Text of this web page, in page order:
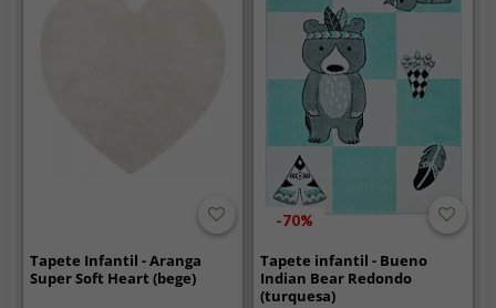
Tapete Infantil - Aranga
Super Soft Heart (bege)
-70%
Tapete infantil - Bueno
Indian Bear Redondo
(turquesa)